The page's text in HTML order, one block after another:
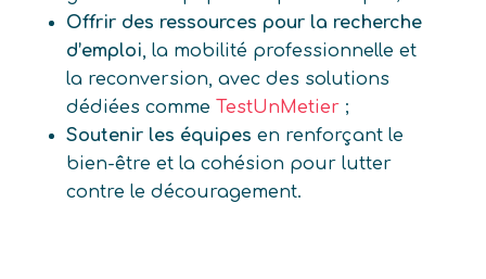
Offrir des ressources pour la recherche
d’emploi, la mobilité professionnelle et
la reconversion, avec des solutions
dédiées comme TestUnMetier;
Soutenir les équipes en renforçant le
bien-être et la cohésion pour lutter
contre le découragement.